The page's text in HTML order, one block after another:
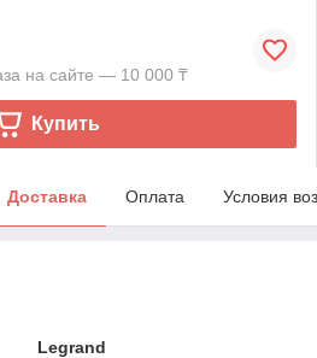
на сайте — 10 000 ₸
Купить
Доставка Оплата Условия
Legrand